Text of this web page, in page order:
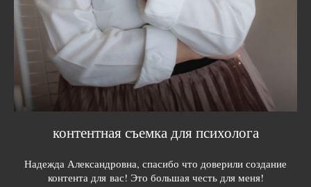
контентная съемка для психолога
Надежда Александровна, спасибо что доверили создание
контента для вас! Это большая честь для меня!